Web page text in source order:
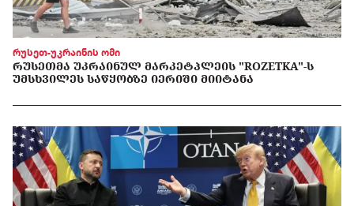
რუსეთ-უკრაინის ომი
ᲠᲣᲡᲔᲗᲛᲐ ᲣᲙᲠᲐᲘᲜᲣᲚ ᲛᲐᲠᲙᲔᲢᲞᲚᲔᲘᲡ "ROZETKA"-Ს
ᲣᲛᲡᲮᲕᲘᲚᲔᲡ ᲡᲐᲬᲧᲝᲑᲖᲔ ᲘᲔᲠᲘᲨᲘ ᲛᲘᲘᲢᲐᲜᲐ